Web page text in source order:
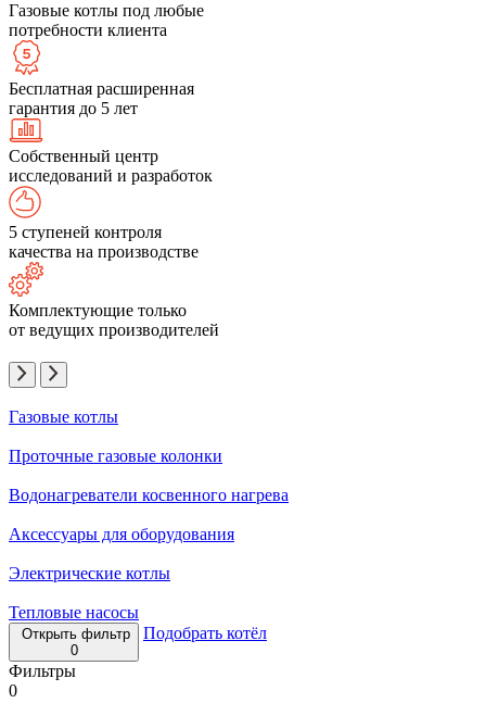
Газовые котлы под любые
потребности клиента
Бесплатная расширенная
гарантия до 5 лет
Собственный центр
исследований и разработок
5 ступеней контроля
качества на производстве
Комплектующие только
от ведущих производителей
Газовые котлы
Проточные газовые колонки
Водонагреватели косвенного нагрева
Аксессуары для оборудования
Электрические котлы
Тепловые насосы
Открыть фильтр
0
Подобрать котёл
Фильтры
0